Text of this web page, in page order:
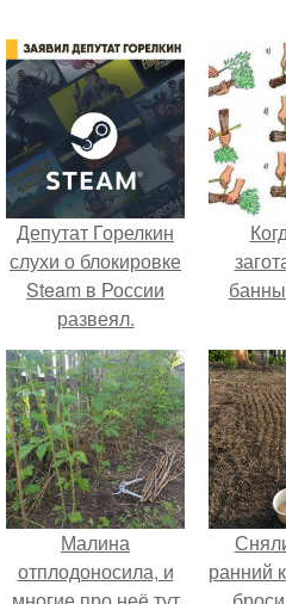
Депутат Горелкин
слухи о блокировке
Steam в России
развеял.
Малина
отплодоносила, и
ранний